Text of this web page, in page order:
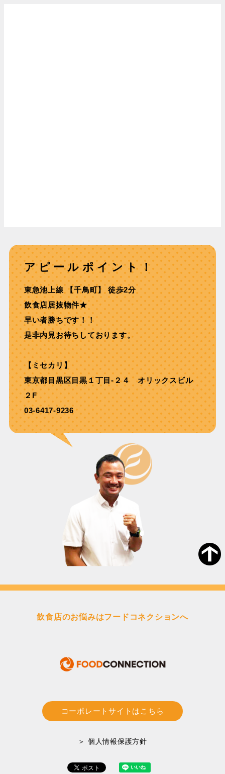
アピールポイント！
東急池上線 【千⿃町】 徒歩2分
飲⾷店居抜物件★
早い者勝ちです！！
是非内見お待ちしております。
【ミセカリ】
東京都目黒区目黒１丁目-２４ オリックスビル
２F
03-6417-9236
飲食店のお悩みはフードコネクションへ
コーポレートサイトはこちら
＞ 個人情報保護方針